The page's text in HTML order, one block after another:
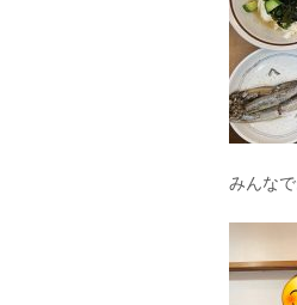
みんな